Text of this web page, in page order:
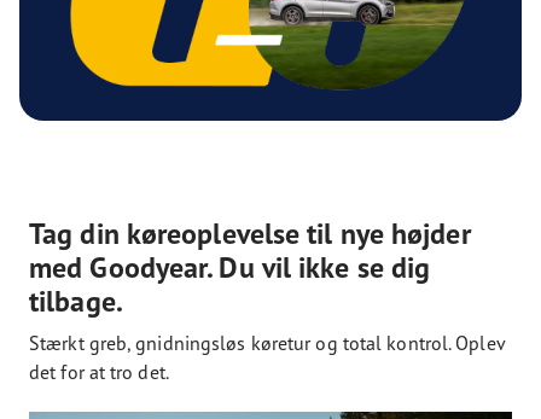
Tag din køreoplevelse til nye højder
med Goodyear. Du vil ikke se dig
tilbage.
Stærkt greb, gnidningsløs køretur og total kontrol. Oplev
det for at tro det.